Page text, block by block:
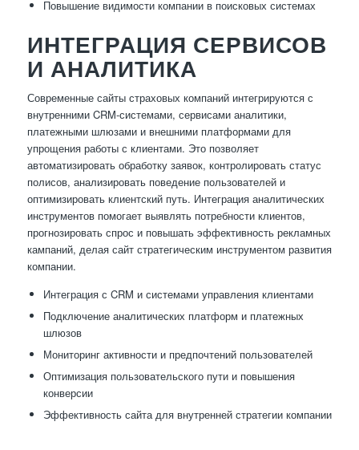
Повышение видимости компании в поисковых системах
ИНТЕГРАЦИЯ СЕРВИСОВ
И АНАЛИТИКА
Современные сайты страховых компаний интегрируются с
внутренними CRM-системами, сервисами аналитики,
платежными шлюзами и внешними платформами для
упрощения работы с клиентами. Это позволяет
автоматизировать обработку заявок, контролировать статус
полисов, анализировать поведение пользователей и
оптимизировать клиентский путь. Интеграция аналитических
инструментов помогает выявлять потребности клиентов,
прогнозировать спрос и повышать эффективность рекламных
кампаний, делая сайт стратегическим инструментом развития
компании.
Интеграция с CRM и системами управления клиентами
Подключение аналитических платформ и платежных
шлюзов
Мониторинг активности и предпочтений пользователей
Оптимизация пользовательского пути и повышения
конверсии
Эффективность сайта для внутренней стратегии компании